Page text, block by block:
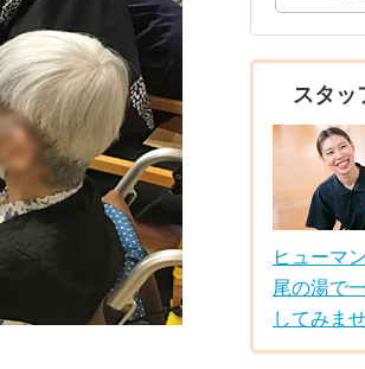
スタッ
ヒューマ
尾の湯で
してみま